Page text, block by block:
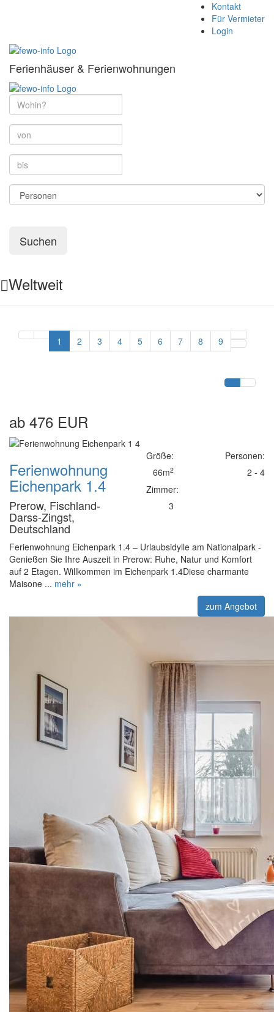
Kontakt
Für Vermieter
Login
Ferienhäuser & Ferienwohnungen
Suchen
Weltweit
1 2 3 4 5 6 7 8 9
ab 476 EUR
Ferienwohnung
Eichenpark 1.4
Prerow, Fischland-
Darss-Zingst,
Deutschland
Größe:
66m2
Zimmer:
3
Personen:
2 - 4
Ferienwohnung Eichenpark 1.4 – Urlaubsidylle am Nationalpark -
Genießen Sie Ihre Auszeit in Prerow: Ruhe, Natur und Komfort
auf 2 Etagen. Willkommen im Eichenpark 1.4Diese charmante
Maisone ... mehr »
zum Angebot